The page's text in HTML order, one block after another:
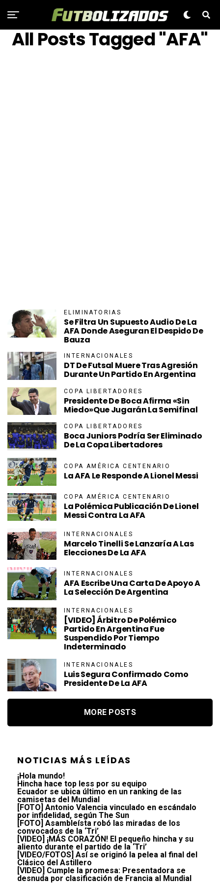
All Posts Tagged "AFA"
ELIMINATORIAS
Se Filtra Un Supuesto Audio De La
AFA Donde Aseguran El Despido De
Bauza
INTERNACIONALES
DT De Futsal Muere Tras Agresión
Durante Un Partido En Argentina
COPA LIBERTADORES
Presidente De Boca Afirma «sin
Miedo»que Jugarán La Semifinal
COPA LIBERTADORES
Boca Juniors Podría Ser Eliminado
De La Copa Libertadores
COPA AMÉRICA CENTENARIO
La AFA Le Responde A Lionel Messi
COPA AMÉRICA CENTENARIO
La Polémica Publicación De Lionel
Messi Contra La AFA
INTERNACIONALES
Marcelo Tinelli Se Lanzaría A Las
Elecciones De La AFA
INTERNACIONALES
AFA Escribe Una Carta De Apoyo A
La Selección De Argentina
INTERNACIONALES
[VIDEO] Árbitro De Polémico
Partido En Argentina Fue
Suspendido Por Tiempo
Indeterminado
INTERNACIONALES
Luis Segura Confirmado Como
Presidente De La AFA
MORE POSTS
NOTICIAS MÁS LEÍDAS
¡Hola mundo!
Hincha hace top less por su equipo
Ecuador se ubica último en un ranking de las
camisetas del Mundial
[FOTO] Antonio Valencia vinculado en escándalo
por infidelidad, según The Sun
[FOTO] Asambleísta robó las miradas de los
convocados de la ‘Tri’
[VIDEO] ¡MÁS CORAZÓN! El pequeño hincha y su
aliento durante el partido de la ‘Tri’
[VIDEO/FOTOS] Así se originó la pelea al final del
Clásico del Astillero
[VIDEO] Cumple la promesa: Presentadora se
desnuda por clasificación de Francia al Mundial